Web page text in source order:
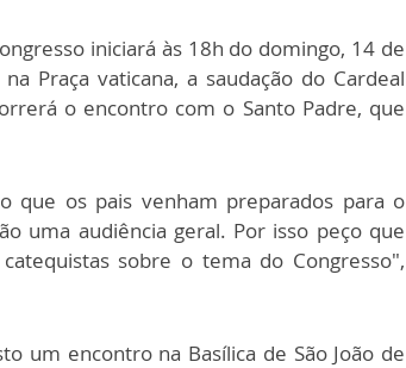
iniciará às 18h do domingo, 14 de
Praça vaticana, a saudação do Cardeal
o encontro com o Santo Padre, que
que os pais venham preparados para o
uma audiência geral. Por isso peço que
sobre o tema do Congresso",
um encontro na Basílica de São João de